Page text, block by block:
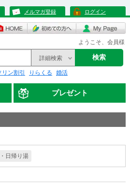
メルマガ登録 ログイン
ようこそ、会員様
詳細検索 検索
リン割引 りらくる 婚活
プレゼント
日帰り湯